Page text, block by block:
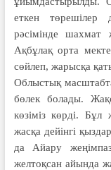
еткен
рәсімінде
Ақбұлақ орта
сөйлеп, жарысқа
Облыстық
бөлек болады.
көзіміз көрді.
жасқа дейінгі
да Айару
желтоқсан айында